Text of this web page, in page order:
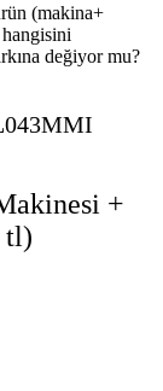
(makina+
değiyor mu?
+
tl)